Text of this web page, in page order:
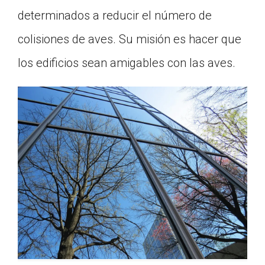
determinados a reducir el número de
colisiones de aves. Su misión es hacer que
los edificios sean amigables con las aves.